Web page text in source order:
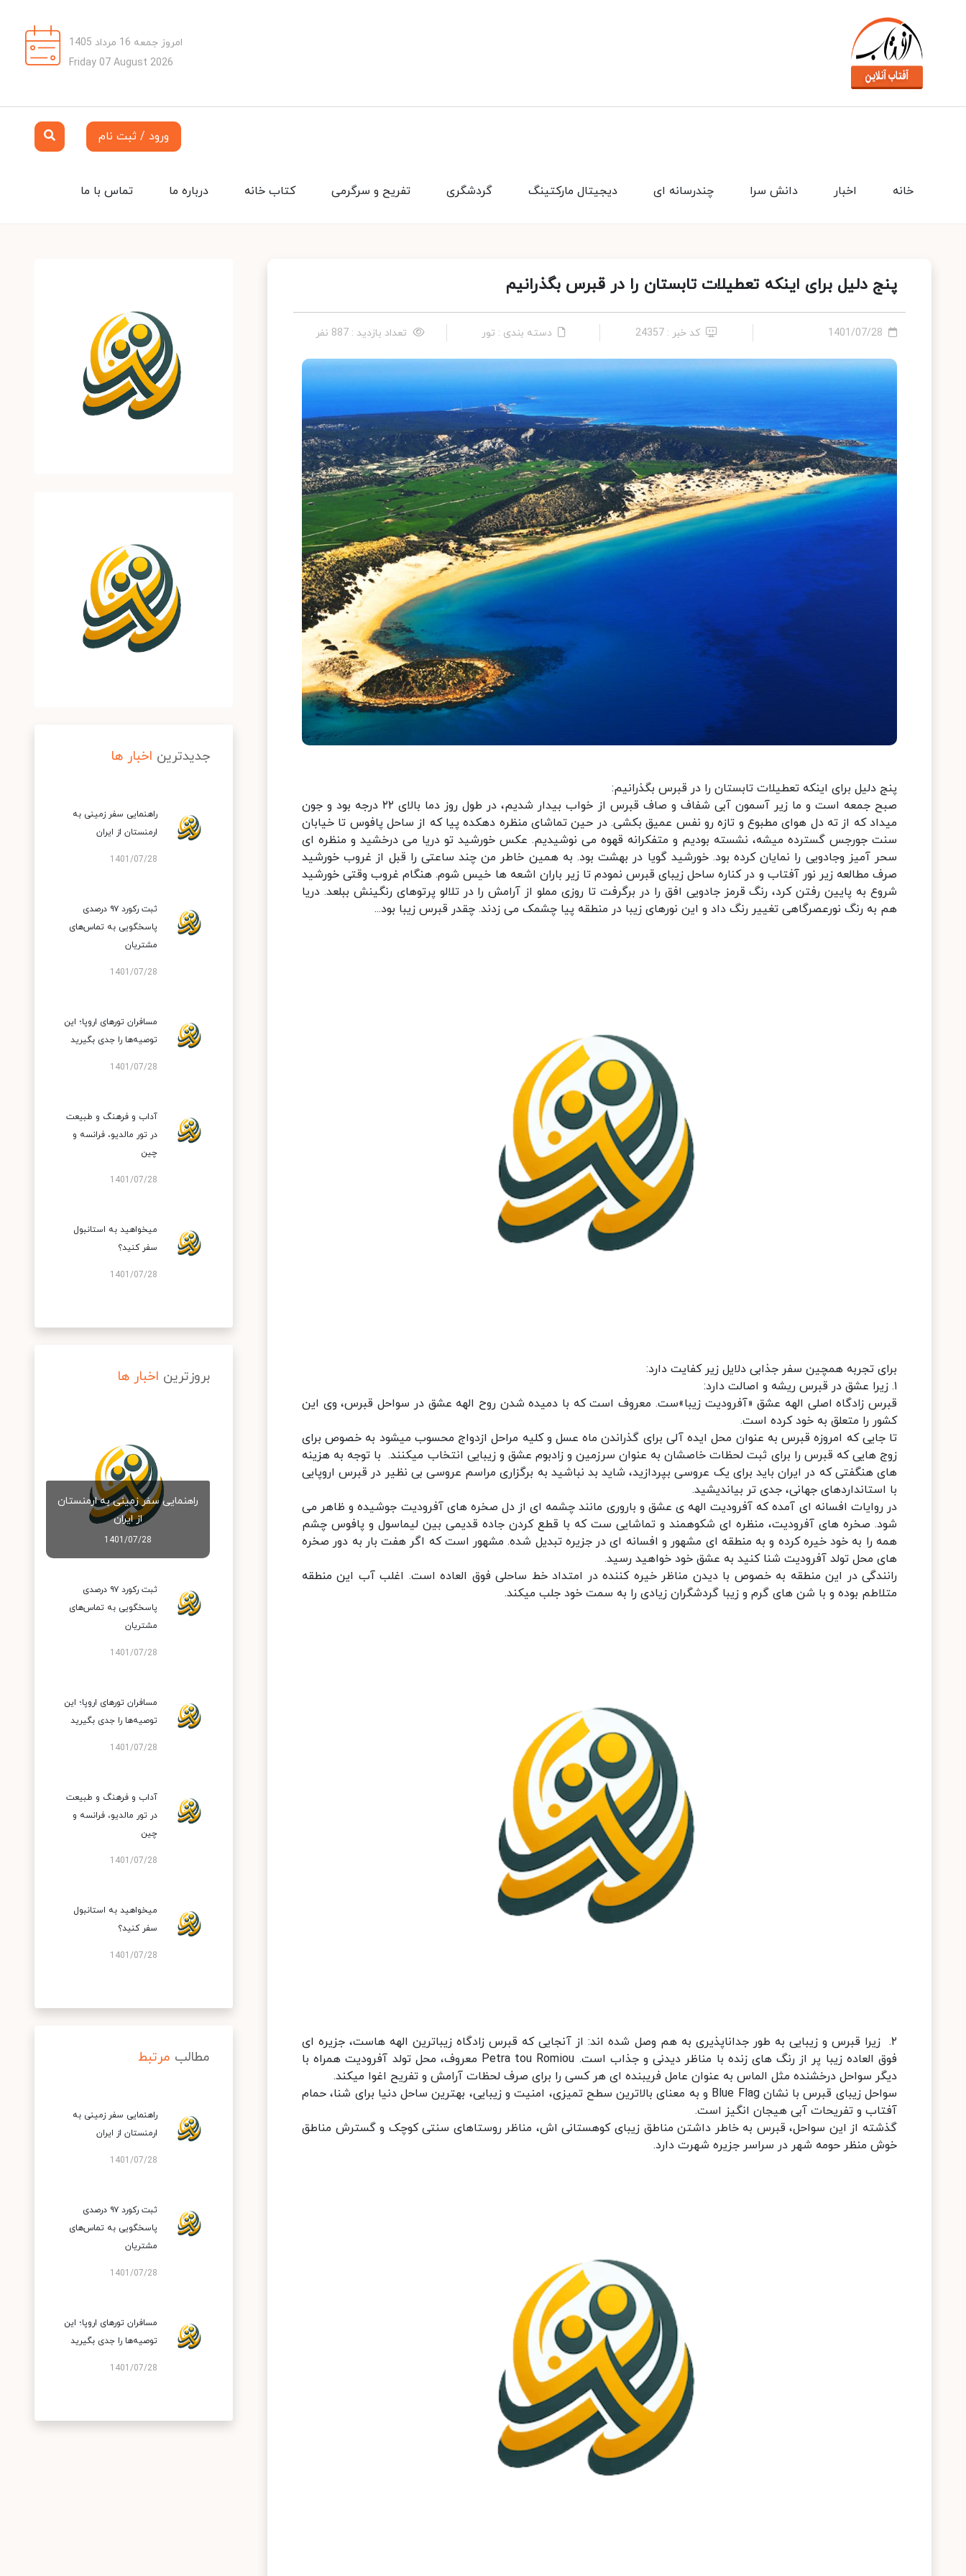
امروز جمعه 16 مرداد 1405
Friday 07 August 2026
ورود / ثبت نام
تماس با ما درباره ما کتاب خانه تفریح و سرگرمی گردشگری دیجیتال مارکتینگ چندرسانه ای دانش سرا اخبار خانه
پنج دلیل برای اینکه تعطیلات تابستان را در قبرس بگذرانیم
1401/07/28 کد خبر : 24357 دسته بندی : تور تعداد بازدید : 887 نفر
پنج دلیل برای اینکه تعطیلات تابستان را در قبرس بگذرانیم:
صبح جمعه است و ما زیر آسمون آبی شفاف و صاف قبرس از خواب بیدار شدیم، در طول روز دما بالای ٢٢ درجه بود و جون
میداد که از ته دل هوای مطبوع و تازه رو نفس عمیق بکشی. در حین تماشای منظره دهکده پیا که از ساحل پافوس تا خیابان
سنت جورجس گسترده میشه، نشسته بودیم و متفکرانه قهوه می نوشیدیم. عکس خورشید تو دریا می درخشید و منظره ای
سحر آمیز وجادویی را نمایان کرده بود. خورشید گویا در بهشت بود. به همین خاطر من چند ساعتی را قبل از غروب خورشید
صرف مطالعه زیر نور آفتاب و در کناره ساحل زیبای قبرس نمودم تا زیر باران اشعه ها خیس شوم. هنگام غروب وقتی خورشید
شروع به پایین رفتن کرد، رنگ قرمز جادویی افق را در برگرفت تا روزی مملو از آرامش را در تلالو پرتوهای رنگینش ببلعد. دریا
هم به رنگ نورعصرگاهی تغییر رنگ داد و این نورهای زیبا در منطقه پیا چشمک می زدند. چقدر قبرس زیبا بود...
برای تجربه همچین سفر جذابی دلایل زیر کفایت دارد:
۱. زیرا عشق در قبرس ریشه و اصالت دارد:
قبرس زادگاه اصلی الهه عشق «آفرودیت زیبا»ست. معروف است که با دمیده شدن روح الهه عشق در سواحل قبرس، وی این
کشور را متعلق به خود کرده است.
تا جایی که امروزه قبرس به عنوان محل ایده آلی برای گذراندن ماه عسل و کلیه مراحل ازدواج محسوب میشود به خصوص برای
زوج هایی که قبرس را برای ثبت لحظات خاصشان به عنوان سرزمین و زادبوم عشق و زیبایی انتخاب میکنند. با توجه به هزینه
های هنگفتی که در ایران باید برای یک عروسی بپردازید، شاید بد نباشید به برگزاری مراسم عروسی بی نظیر در قبرس اروپایی
با استانداردهای جهانی، جدی تر بیاندیشید.
در روایات افسانه ای آمده که آفرودیت الهه ی عشق و باروری مانند چشمه ای از دل صخره های آفرودیت جوشیده و ظاهر می
شود. صخره های آفرودیت، منظره ای شکوهمند و تماشایی ست که با قطع کردن جاده قدیمی بین لیماسول و پافوس چشم
همه را به خود خیره کرده و به منطقه ای مشهور و افسانه ای در جزیره تبدیل شده. مشهور است که اگر هفت بار به دور صخره
های محل تولد آفرودیت شنا کنید به عشق خود خواهید رسید.
رانندگی در این منطقه به خصوص با دیدن مناظر خیره کننده در امتداد خط ساحلی فوق العاده است. اغلب آب این منطقه
متلاطم بوده و با شن های گرم و زیبا گردشگران زیادی را به سمت خود جلب میکند.
٢. زیرا قبرس و زیبایی به طور جداناپذیری به هم وصل شده اند: از آنجایی که قبرس زادگاه زیباترین الهه هاست، جزیره ای
فوق العاده زیبا پر از رنگ های زنده با مناظر دیدنی و جذاب است. Petra tou Romiou معروف، محل تولد آفرودیت همراه با
دیگر سواحل درخشنده مثل الماس به عنوان عامل فریبنده ای هر کسی را برای صرف لحظات آرامش و تفریح اغوا میکند.
سواحل زیبای قبرس با نشان Blue Flag و به معنای بالاترین سطح تمیزی، امنیت و زیبایی، بهترین ساحل دنیا برای شنا، حمام
آفتاب و تفریحات آبی هیجان انگیز است.
گذشته از این سواحل، قبرس به خاطر داشتن مناطق زیبای کوهستانی اش، مناظر روستاهای سنتی کوچک و گسترش مناطق
خوش منظر حومه شهر در سراسر جزیره شهرت دارد.
جدیدترین اخبار ها
راهنمایی سفر زمینی به
ارمنستان از ایران
1401/07/28
ثبت رکورد ۹۷ درصدی
پاسخگویی به تماس‌های
مشتریان
1401/07/28
مسافران تورهای اروپا؛ این
توصیه‌ها را جدی بگیرید
1401/07/28
آداب و فرهنگ و طبیعت
در تور مالدیو، فرانسه و
چین
1401/07/28
میخواهید به استانبول
سفر کنید؟
1401/07/28
بروزترین اخبار ها
راهنمایی سفر زمینی به ارمنستان
از ایران
1401/07/28
ثبت رکورد ۹۷ درصدی
پاسخگویی به تماس‌های
مشتریان
1401/07/28
مسافران تورهای اروپا؛ این
توصیه‌ها را جدی بگیرید
1401/07/28
آداب و فرهنگ و طبیعت
در تور مالدیو، فرانسه و
چین
1401/07/28
میخواهید به استانبول
سفر کنید؟
1401/07/28
مطالب مرتبط
راهنمایی سفر زمینی به
ارمنستان از ایران
1401/07/28
ثبت رکورد ۹۷ درصدی
پاسخگویی به تماس‌های
مشتریان
1401/07/28
مسافران تورهای اروپا؛ این
توصیه‌ها را جدی بگیرید
1401/07/28